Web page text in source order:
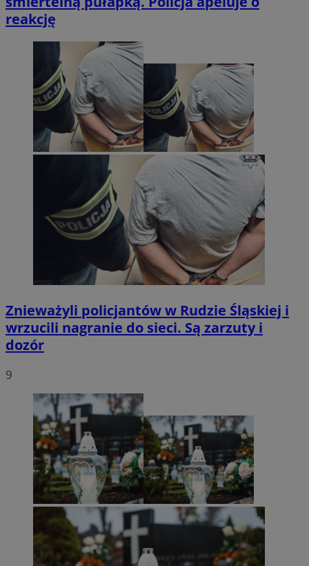
reakcję
Znieważyli policjantów w Rudzie Śląskiej i
wrzucili nagranie do sieci. Są zarzuty i
dozór
9